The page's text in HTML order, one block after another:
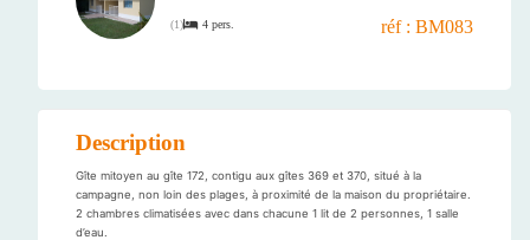
(1) 4 pers. réf : BM083
Description
Gîte mitoyen au gîte 172, contigu aux gîtes 369 et 370, situé à la
campagne, non loin des plages, à proximité de la maison du propriétaire.
2 chambres climatisées avec dans chacune 1 lit de 2 personnes, 1 salle
d’eau.